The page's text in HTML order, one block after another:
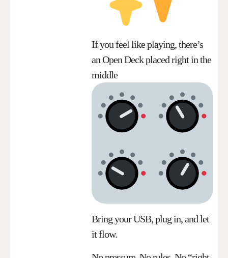
If you feel like playing, there’s
an Open Deck placed right in the
middle
Bring your USB, plug in, and let
it flow.